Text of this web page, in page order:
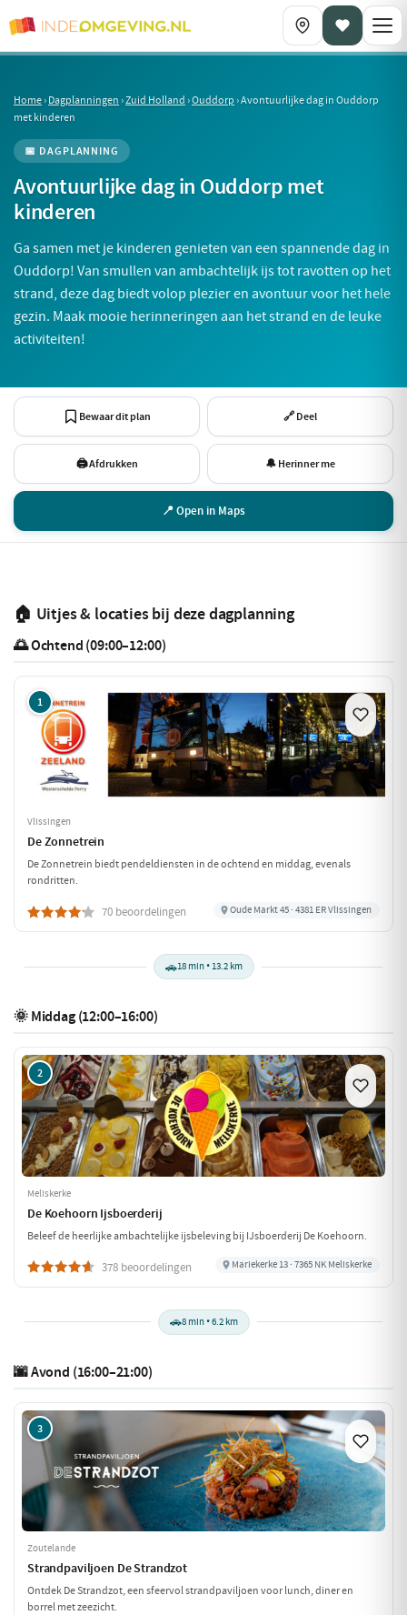
Home›Dagplanningen›Zuid Holland›Ouddorp›Avontuurlijke dag in Ouddorp
met kinderen
📅 DAGPLANNING
Avontuurlijke dag in Ouddorp met
kinderen
Ga samen met je kinderen genieten van een spannende dag in
Ouddorp! Van smullen van ambachtelijk ijs tot ravotten op het
strand, deze dag biedt volop plezier en avontuur voor het hele
gezin. Maak mooie herinneringen aan het strand en de leuke
activiteiten!
📍 Open in Maps
Bewaar dit plan 🔗 Deel
🖨 Afdrukken 🔔 Herinner me
🏠 Uitjes & locaties bij deze dagplanning
🌅 Ochtend (09:00–12:00)
1
Vlissingen
De Zonnetrein
De Zonnetrein biedt pendeldiensten in de ochtend en middag, evenals
rondritten.
70 beoordelingen Oude Markt 45 · 4381 ER Vlissingen
🚗18 min • 13.2 km
🌞 Middag (12:00–16:00)
2
Meliskerke
De Koehoorn Ijsboerderij
Beleef de heerlijke ambachtelijke ijsbeleving bij IJsboerderij De Koehoorn.
378 beoordelingen Mariekerke 13 · 7365 NK Meliskerke
🚗8 min • 6.2 km
🌆 Avond (16:00–21:00)
3
Zoutelande
Strandpaviljoen De Strandzot
Ontdek De Strandzot, een sfeervol strandpaviljoen voor lunch, diner en
borrel met zeezicht.